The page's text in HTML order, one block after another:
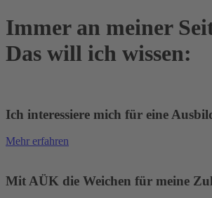
Immer an meiner
Das will ich wissen:
Ich interessiere mich für eine
Mehr erfahren
Mit AÜK die Weichen für meine